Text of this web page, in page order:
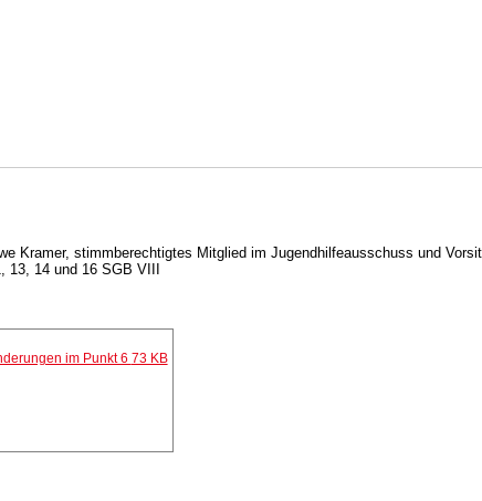
Kramer, stimmberechtigtes Mitglied im Jugendhilfeausschuss und
13, 14 und 16 SGB VIII
im Punkt 6 73 KB